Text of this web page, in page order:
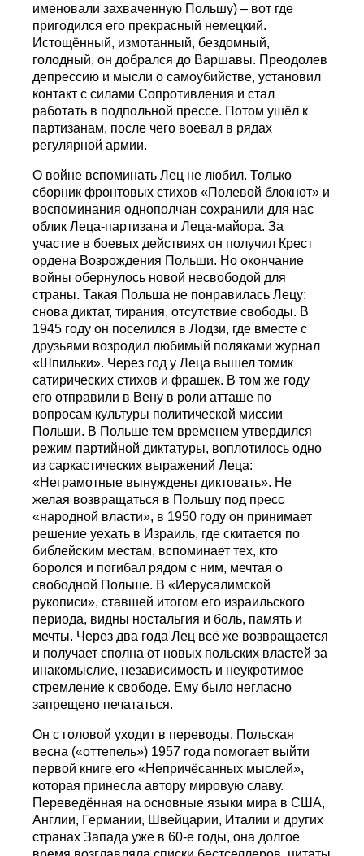
именовали захваченную Польшу) – вот где
пригодился его прекрасный немецкий.
Истощённый, измотанный, бездомный,
голодный, он добрался до Варшавы. Преодолев
депрессию и мысли о самоубийстве, установил
контакт с силами Сопротивления и стал
работать в подпольной прессе. Потом ушёл к
партизанам, после чего воевал в рядах
регулярной армии.
О войне вспоминать Лец не любил. Только
сборник фронтовых стихов «Полевой блокнот» и
воспоминания однополчан сохранили для нас
облик Леца-партизана и Леца-майора. За
участие в боевых действиях он получил Крест
ордена Возрождения Польши. Но окончание
войны обернулось новой несвободой для
страны. Такая Польша не понравилась Лецу:
снова диктат, тирания, отсутствие свободы. В
1945 году он поселился в Лодзи, где вместе с
друзьями возродил любимый поляками журнал
«Шпильки». Через год у Леца вышел томик
сатирических стихов и фрашек. В том же году
его отправили в Вену в роли атташе по
вопросам культуры политической миссии
Польши. В Польше тем временем утвердился
режим партийной диктатуры, воплотилось одно
из саркастических выражений Леца:
«Неграмотные вынуждены диктовать». Не
желая возвращаться в Польшу под пресс
«народной власти», в 1950 году он принимает
решение уехать в Израиль, где скитается по
библейским местам, вспоминает тех, кто
боролся и погибал рядом с ним, мечтая о
свободной Польше. В «Иерусалимской
рукописи», ставшей итогом его израильского
периода, видны ностальгия и боль, память и
мечты. Через два года Лец всё же возвращается
и получает сполна от новых польских властей за
инакомыслие, независимость и неукротимое
стремление к свободе. Ему было негласно
запрещено печататься.
Он с головой уходит в переводы. Польская
весна («оттепель») 1957 года помогает выйти
первой книге его «Непричёсанных мыслей»,
которая принесла автору мировую славу.
Переведённая на основные языки мира в США,
Англии, Германии, Швейцарии, Италии и других
странах Запада уже в 60-е годы, она долгое